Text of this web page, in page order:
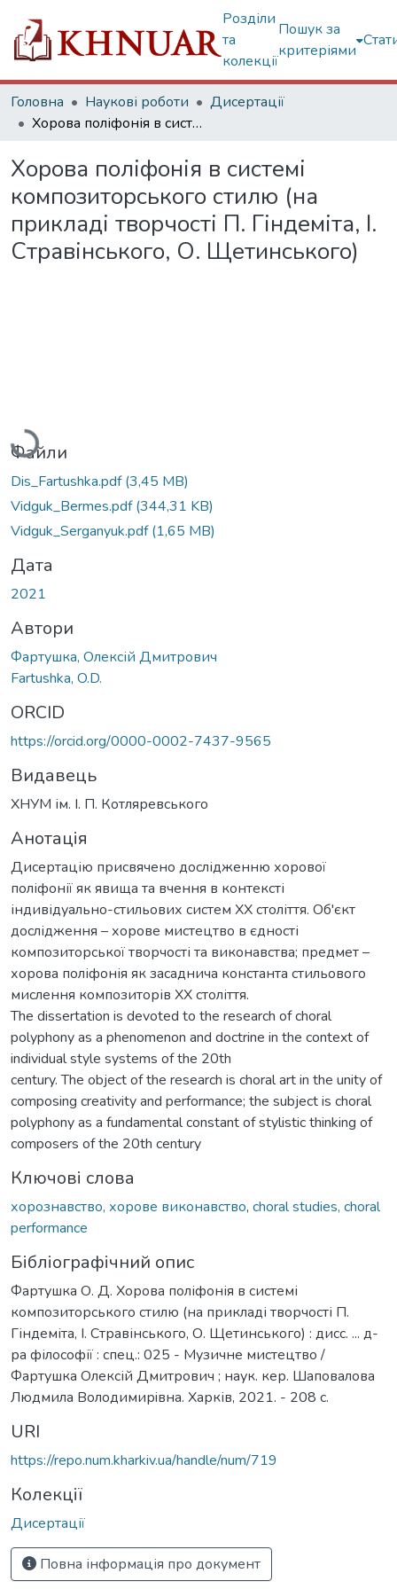
Розділи
та
колекції
Пошук за
критеріями
Головна Наукові роботи
Дисертації
Хорова поліфонія в системі композиторського стилю (на прикладі творчості П. Гіндеміта, І. Стравінського, О. Щетинського)
Хорова поліфонія в системі
композиторського стилю (на
прикладі творчості П. Гіндеміта, І.
Стравінського, О. Щетинського)
Вантажиться...
Файли
Dis_Fartushka.pdf(3,45 MB)
Vidguk_Bermes.pdf(344,31 KB)
Vidguk_Serganyuk.pdf(1,65 MB)
Дата
2021
Автори
Фартушка, Олексій Дмитрович
Fartushka, O.D.
ORCID
https://orcid.org/0000-0002-7437-9565
Видавець
ХНУМ ім. І. П. Котляревського
Анотація
Дисертацію присвячено дослідженню хорової
поліфонії як явища та вчення в контексті
індивідуально-стильових систем ХХ століття. Об'єкт
дослідження – хорове мистецтво в єдності
композиторської творчості та виконавства; предмет –
хорова поліфонія як засаднича константа стильового
мислення композиторів ХХ століття.
The dissertation is devoted to the research of choral
polyphony as a phenomenon and doctrine in the context of
individual style systems of the 20th
century. The object of the research is choral art in the unity of
composing creativity and performance; the subject is choral
polyphony as a fundamental constant of stylistic thinking of
composers of the 20th century
Ключові слова
хорознавство, хорове виконавство, choral studies, choral
performance
Бібліографічний опис
Фартушка О. Д. Хорова поліфонія в системі
композиторського стилю (на прикладі творчості П.
Гіндеміта, І. Стравінського, О. Щетинського) : дисс. ... д-
ра філософії : спец.: 025 - Музичне мистецтво /
Фартушка Олексій Дмитрович ; наук. кер. Шаповалова
Людмила Володимирiвна. Харків, 2021. - 208 с.
URI
https://repo.num.kharkiv.ua/handle/num/719
Колекції
Дисертації
Повна інформація про документ